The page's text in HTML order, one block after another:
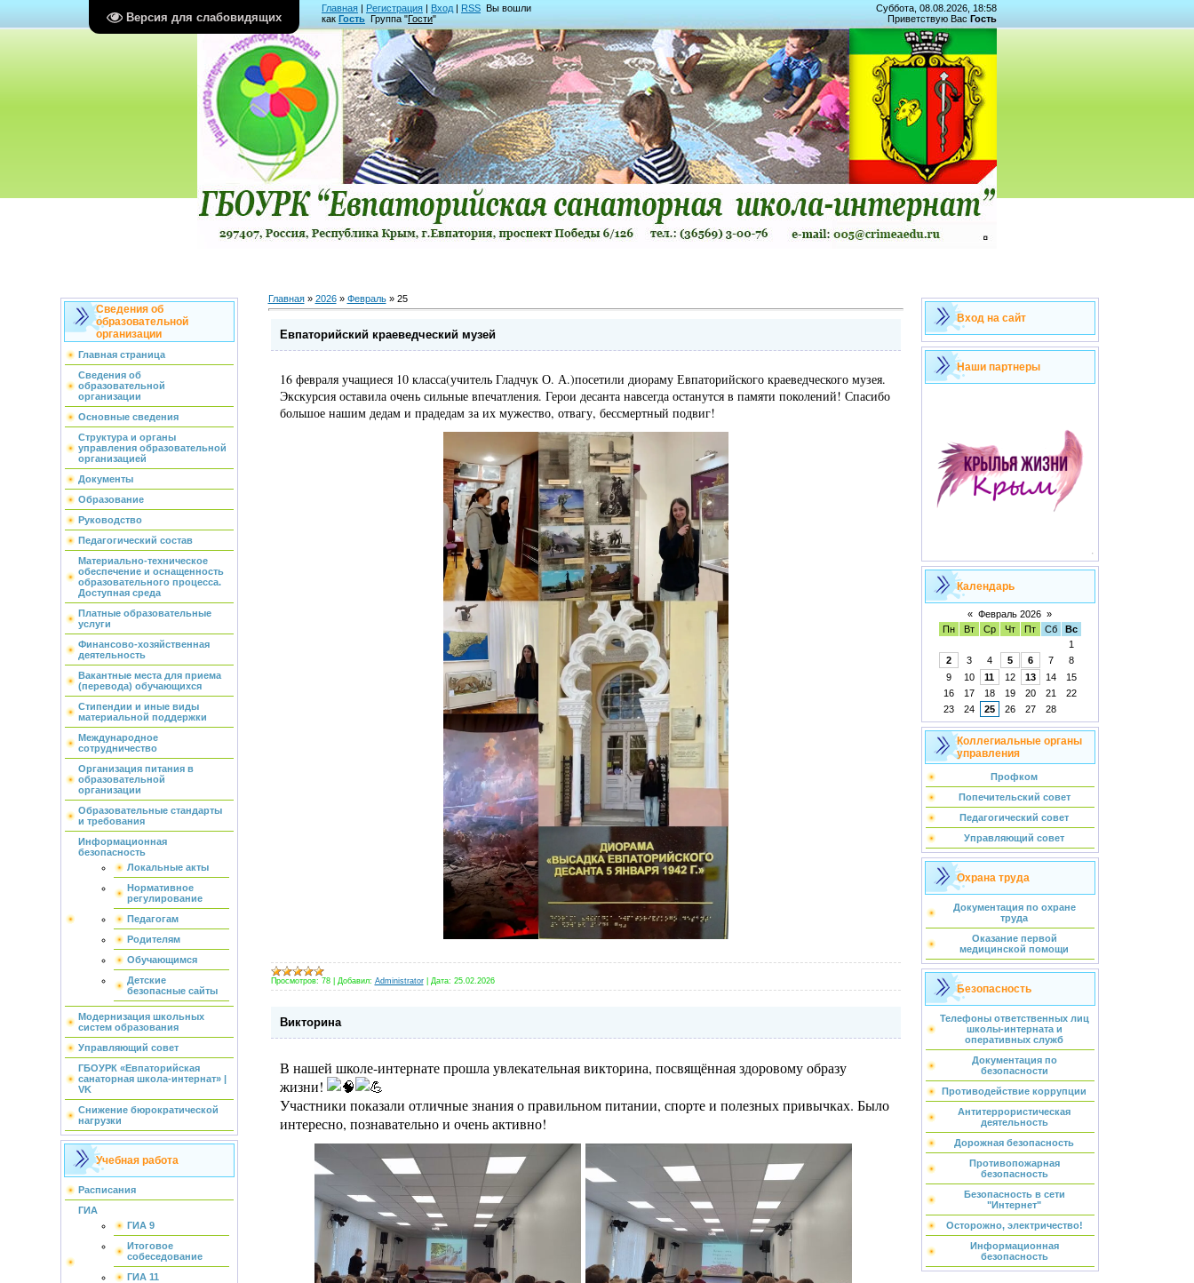
Версия для слабовидящих
Главная | Регистрация | Вход | RSS Вы вошли
как Гость Группа "Гости"
Суббота, 08.08.2026, 18:58
Приветствую Вас Гость
Сведения об
образовательной
организации
Главная страница
Сведения об
образовательной
организации
Основные сведения
Структура и органы
управления образовательной
организацией
Документы
Образование
Руководство
Педагогический состав
Материально-техническое
обеспечение и оснащенность
образовательного процесса.
Доступная среда
Платные образовательные
услуги
Финансово-хозяйственная
деятельность
Вакантные места для приема
(перевода) обучающихся
Стипендии и иные виды
материальной поддержки
Международное
сотрудничество
Организация питания в
образовательной
организации
Образовательные стандарты
и требования
Информационная
безопасность
Локальные акты
Нормативное
регулирование
Педагогам
Родителям
Обучающимся
Детские
безопасные сайты
Модернизация школьных
систем образования
Управляющий совет
ГБОУРК «Евпаторийская
санаторная школа-интернат» |
VK
Снижение бюрократической
нагрузки
Учебная работа
Расписания
ГИА
ГИА 9
Итоговое
собеседование
ГИА 11
Главная» 2026 » Февраль » 25
Евпаторийский краеведческий музей
16 февраля учащиеся 10 класса(учитель Гладчук О. А.)посетили диораму Евпаторийского краеведческого музея.
Экскурсия оставила очень сильные впечатления. Герои десанта навсегда останутся в памяти поколений! Спасибо
большое нашим дедам и прадедам за их мужество, отвагу, бессмертный подвиг!
Просмотров: 78 Добавил: Administrator Дата: 25.02.2026
Викторина
В нашей школе-интернате прошла увлекательная викторина, посвящённая здоровому образу
жизни!
Участники показали отличные знания о правильном питании, спорте и полезных привычках. Было
интересно, познавательно и очень активно!
Вход на сайт
Наши партнеры
Календарь
« Февраль 2026 »
Пн
Вт Ср Чт Пт Сб
Вс
1
2
3 4 5 6 7
8
9
10 11 12 13 14
15
16
17 18 19 20 21
22
23
24 25 26 27 28
Коллегиальные органы
управления
Профком
Попечительский совет
Педагогический совет
Управляющий совет
Охрана труда
Документация по охране
труда
Оказание первой
медицинской помощи
Безопасность
Телефоны ответственных лиц
школы-интерната и
оперативных служб
Документация по
безопасности
Противодействие коррупции
Антитеррористическая
деятельность
Дорожная безопасность
Противопожарная
безопасность
Безопасность в сети
"Интернет"
Осторожно, электричество!
Информационная
безопасность